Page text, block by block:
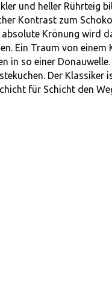
und heller Rührteig
Kontrast zum
Krönung wird
Ein Traum von einem
in so einer
Der
für Schicht den